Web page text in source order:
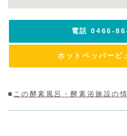
電話 0466-
ホットペッパービ
■ この酵素風呂・酵素浴施設の